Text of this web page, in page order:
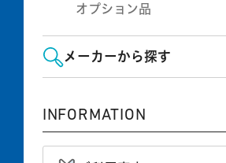
オプション品
メーカーから探す
INFORMATION